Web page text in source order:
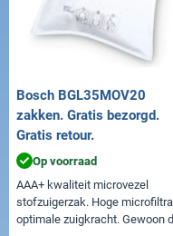
Bosch BGL35MOV20
zakken. Gratis bezorgd.
Gratis retour.
Op voorraad
AAA+ kwaliteit microvezel
stofzuigerzak. Hoge
optimale zuigkracht. Gewoon